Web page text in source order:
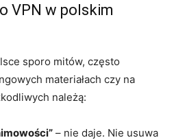
VPN w polskim
sporo mitów, często
materiałach czy na
należą:
– nie daje. Nie usuwa